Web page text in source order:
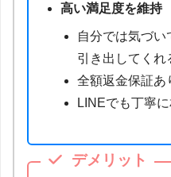
高い満足度を維持
自分では気づ
引き出してくれ
全額返金保証あ
LINEでも丁寧
デメリット